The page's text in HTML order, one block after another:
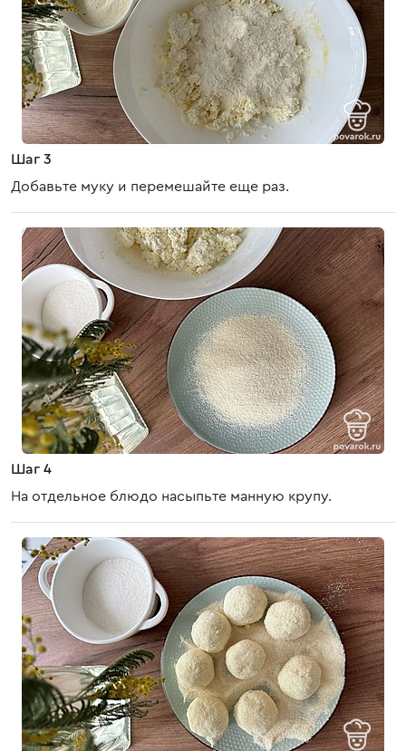
Шаг 3
Добавьте муку и перемешайте еще раз.
Шаг 4
На отдельное блюдо насыпьте манную крупу.